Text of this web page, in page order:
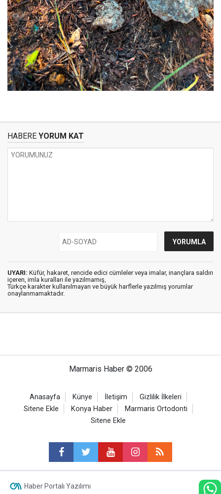
HABERE YORUM KAT
UYARI: Küfür, hakaret, rencide edici cümleler veya imalar, inançlara saldırı
içeren, imla kuralları ile yazılmamış,
Türkçe karakter kullanılmayan ve büyük harflerle yazılmış yorumlar
onaylanmamaktadır.
Marmaris Haber © 2006
Anasayfa Künye İletişim
Gizlilik İlkeleri
Sitene Ekle
Konya Haber
Marmaris Ortodonti
Sitene Ekle
Haber Portalı Yazılımı